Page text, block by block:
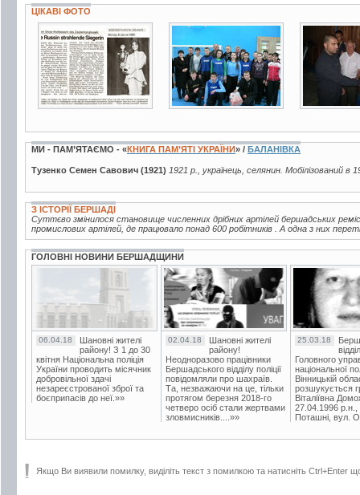
ЦІКАВІ ФОТО
20 фото 3 фото
МИ - ПАМ’ЯТАЄМО - «КНИГА ПАМ’ЯТІ УКРАЇНИ» / БАЛАНІВКА
Тузенко Семен Савович (1921) 1921 р., українець, селянин. Мобілізований в
З ІСТОРІЇ БЕРШАДІ
Суттєво змінилося становище численних дрібних артілей бершадських
промислових артілей, де працювало понад 600 робітників . А одна з них
ГОЛОВНІ НОВИНИ БЕРШАДЩИНИ
06.04.18
Шановні жителі
району! З 1 до 30
квітня Національна поліція
України проводить місячник
добровільної здачі
незареєстрованої зброї та
боєприпасів до неї.»»
02.04.18
Шановні жителі
району!
Неодноразово працівники
Бершадського відділу поліції
повідомляли про шахраїв.
Та, незважаючи на це, тільки
протягом березня 2018-го
четверо осіб стали жертвами
зловмисників....»»
25.03.18
Головного
національної
Вінницькій
розшукується
Віталіївна
27.04.1996 р.н.,
Поташні, вул.
Якщо Ви виявили помилку, виділіть текст з помилкою та натисніть Ctrl+Enter